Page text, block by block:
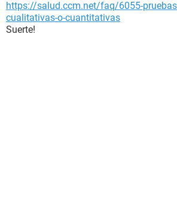
https://salud.ccm.net/faq/6055-
cualitativas-o-cuantitativas
Suerte!